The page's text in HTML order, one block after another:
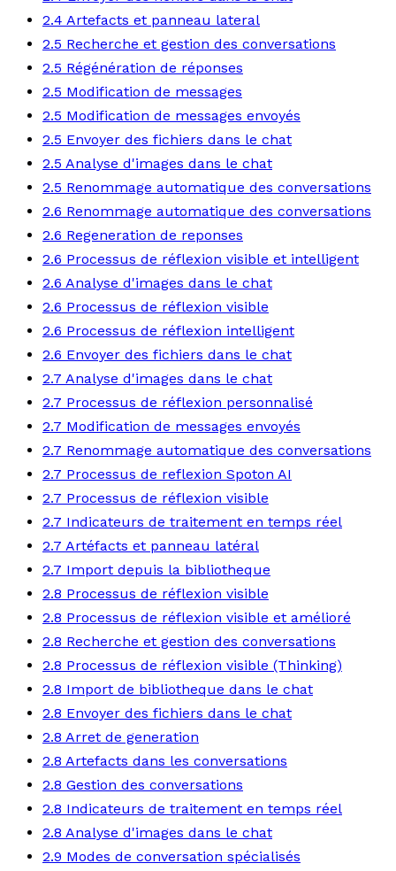
2.4 Artefacts et panneau lateral
2.5 Recherche et gestion des conversations
2.5 Régénération de réponses
2.5 Modification de messages
2.5 Modification de messages envoyés
2.5 Envoyer des fichiers dans le chat
2.5 Analyse d'images dans le chat
2.5 Renommage automatique des conversations
2.6 Renommage automatique des conversations
2.6 Regeneration de reponses
2.6 Processus de réflexion visible et intelligent
2.6 Analyse d'images dans le chat
2.6 Processus de réflexion visible
2.6 Processus de réflexion intelligent
2.6 Envoyer des fichiers dans le chat
2.7 Analyse d'images dans le chat
2.7 Processus de réflexion personnalisé
2.7 Modification de messages envoyés
2.7 Renommage automatique des conversations
2.7 Processus de reflexion Spoton AI
2.7 Processus de réflexion visible
2.7 Indicateurs de traitement en temps réel
2.7 Artéfacts et panneau latéral
2.7 Import depuis la bibliotheque
2.8 Processus de réflexion visible
2.8 Processus de réflexion visible et amélioré
2.8 Recherche et gestion des conversations
2.8 Processus de réflexion visible (Thinking)
2.8 Import de bibliotheque dans le chat
2.8 Envoyer des fichiers dans le chat
2.8 Arret de generation
2.8 Artefacts dans les conversations
2.8 Gestion des conversations
2.8 Indicateurs de traitement en temps réel
2.8 Analyse d'images dans le chat
2.9 Modes de conversation spécialisés